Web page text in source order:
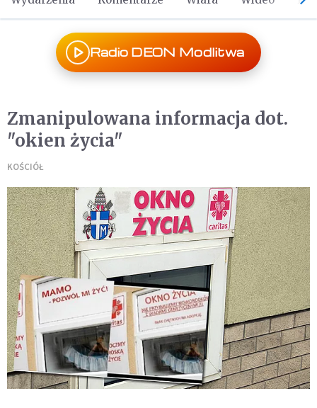
Radio DEON Modlitwa
Zmanipulowana informacja dot.
"okien życia"
KOŚCIÓŁ